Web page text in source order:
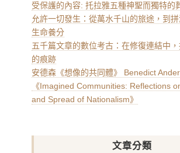
受保護的內容: 托拉雅五種神聖而獨特的
允許一切發生：從萬水千山的旅途，到
生命養分
五千篇文章的數位考古：在修復連結中
的痕跡
安德森《想像的共同體》 Benedict
《Imagined Communities: Reflections
and Spread of Nationalism》
文章分類